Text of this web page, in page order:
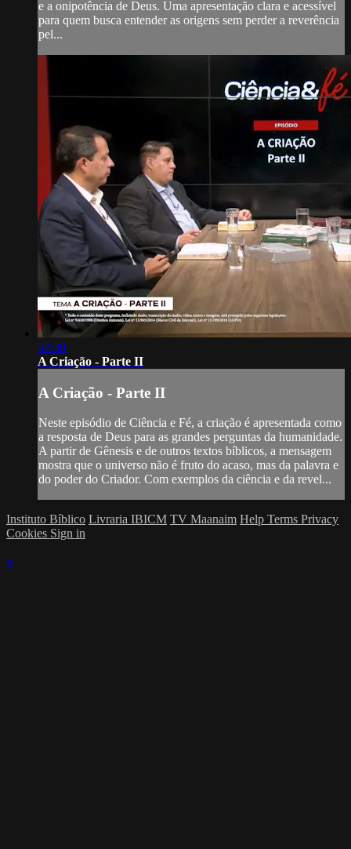
e a onipotência de Deus. Uma apresentação clara e acessível
para quem busca entender as origens sem perder a reverência
pel...
32:30
A Criação - Parte II
A Criação - Parte II
Neste episódio de Ciência e Fé, a criação é apresentada como
a resposta de Deus para as grandes perguntas da humanidade.
A partir de Gênesis e de outros textos bíblicos, a mensagem
mostra que o universo não é fruto do acaso, mas da palavra e
do poder do Criador. Com exemplos da ciência e da revel...
Instituto Bíblico Livraria IBICM TV Maanaim Help Terms Privacy
Cookies Sign in
×